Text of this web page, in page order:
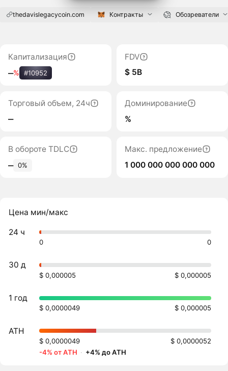
thedavislegacycoin.com Контракты Обозреватели
Капитализация
‒% #10952
FDV
$ 5B
Торговый объем, 24ч
‒
Доминирование
%
В обороте TDLC
‒ 0%
Макс. предложение
1 000 000 000 000 000
Цена мин/макс
24 ч
0 0
30 д
$ 0,000005 $ 0,000005
1 год
$ 0,0000049 $ 0,000005
ATH
$ 0,0000049
$ 0,0000052
-4% от ATH · +4% до ATH